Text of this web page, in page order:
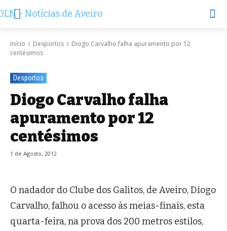
Início Desportos
Diogo Carvalho falha apuramento por 12
centésimos
Desportos
Diogo Carvalho falha
apuramento por 12
centésimos
1 de Agosto, 2012
O nadador do Clube dos Galitos, de Aveiro, Diogo
Carvalho, falhou o acesso às meias-finais, esta
quarta-feira, na prova dos 200 metros estilos,